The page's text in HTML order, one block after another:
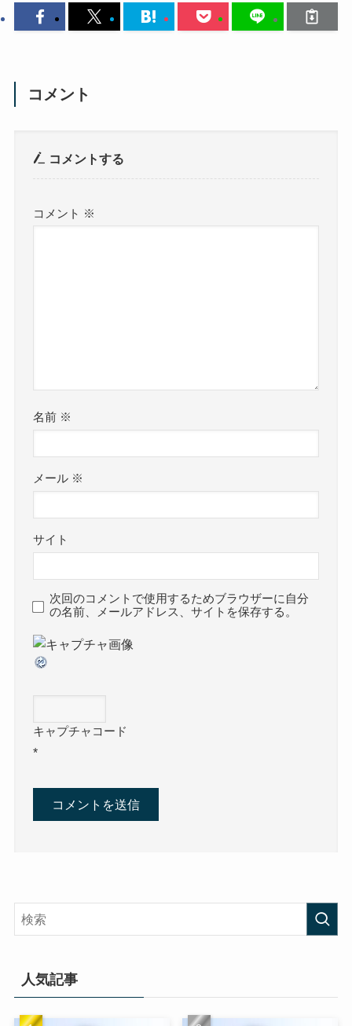
コメント
コメントする
コメント ※
名前 ※
メール ※
サイト
次回のコメントで使用するためブラウザーに自分
の名前、メールアドレス、サイトを保存する。
キャプチャコード
*
人気記事